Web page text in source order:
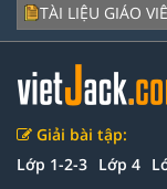
TÀI LIỆU GIÁO
Giải bài tập:
Lớp 1-2-3 Lớp 4